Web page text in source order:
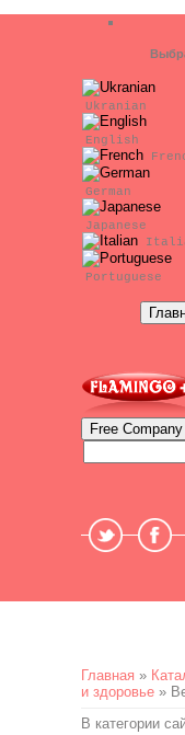
Ukranian
English
German
Japanese
Portuguese
Главная »
и здоровье »
В категории